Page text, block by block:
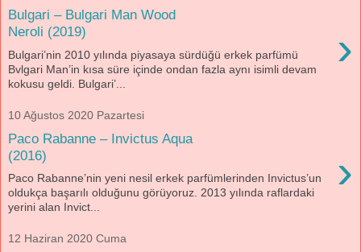
Bulgari – Bulgari Man Wood
Neroli (2019)
›
Bulgari’nin 2010 yılında piyasaya sürdüğü erkek parfümü
Bvlgari Man’in kısa süre içinde ondan fazla aynı isimli devam
kokusu geldi. Bulgari’...
10 Ağustos 2020 Pazartesi
Paco Rabanne – Invictus Aqua
(2016)
›
Paco Rabanne’nin yeni nesil erkek parfümlerinden Invictus’un
oldukça başarılı olduğunu görüyoruz. 2013 yılında raflardaki
yerini alan Invict...
12 Haziran 2020 Cuma